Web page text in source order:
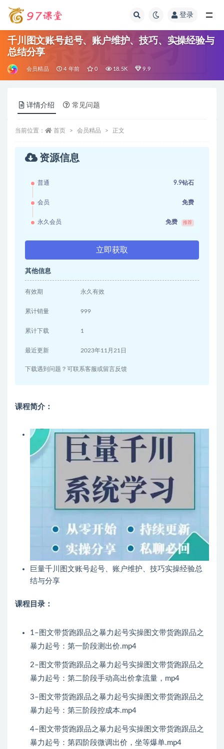
登录
千川图文账号起号、账户维护、技巧、实操经验与
总结分享
会员精品 4 年前 0 18.5K 9.9
详情介绍 常见问题
当前位置： 首页 会员精品 正文
资源信息
普通 9.9钻石
会员 免费
永久会员 免费 推荐
立即获取
其他信息
有效期 永久有效
累计销量 999
累计下载 1
最近更新 2023年11月21日
下载遇到问题？可联系客服或留言反馈
课程简介：
巨量千川图文账号起号、账户维护、技巧实操经验总
结与分享
课程目录：
1–图文带货跑跟品之暴力起号实操图文带货跑跟品之
暴力起号：第一阶段测出价.mp4
2–图文带货跑跟品之暴力起号实操图文带货跑跟品之
暴力起号：第二阶段手动高出价拿流量，mp4
3–图文带货跑跟品之暴力起号实操图文带货跑跟品之
暴力起号：第三阶段控成本.mp4
4–图文带货跑跟品之暴力起号实操图文带货跑跟品之
暴力起号：第四阶段微调出价，坐等爆单.mp4